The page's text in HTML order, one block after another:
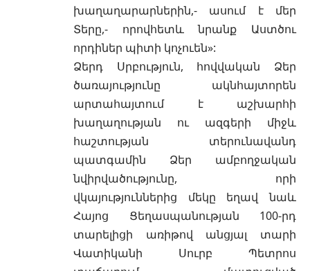
խաղաղարարներին,- ասում է մեր
Տերը,- որովհետև նրանք Աստծու
որդիներ պիտի կոչուեն»:
Ձերդ Սրբություն, հովվական Ձեր
ծառայությունը ակնհայտորեն
արտահայտում է աշխարհի
խաղաղության ու ազգերի միջև
հաշտության տերունավանդ
պատգամին Ձեր ամբողջական
նվիրվածությունը, որի
վկայություններից մեկը եղավ նաև
Հայոց Ցեղասպանության 100-րդ
տարելիցի առիթով անցյալ տարի
Վատիկանի Սուրբ Պետրոս